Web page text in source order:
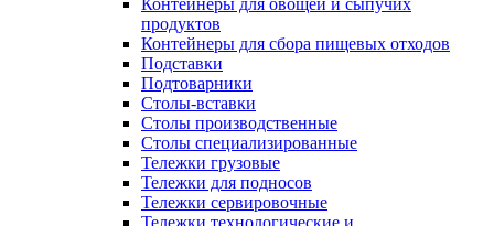
Контейнеры для овощей и сыпучих
продуктов
Контейнеры для сбора пищевых отходов
Подставки
Подтоварники
Столы-вставки
Столы производственные
Столы специализированные
Тележки грузовые
Тележки для подносов
Тележки сервировочные
Тележки технологические и